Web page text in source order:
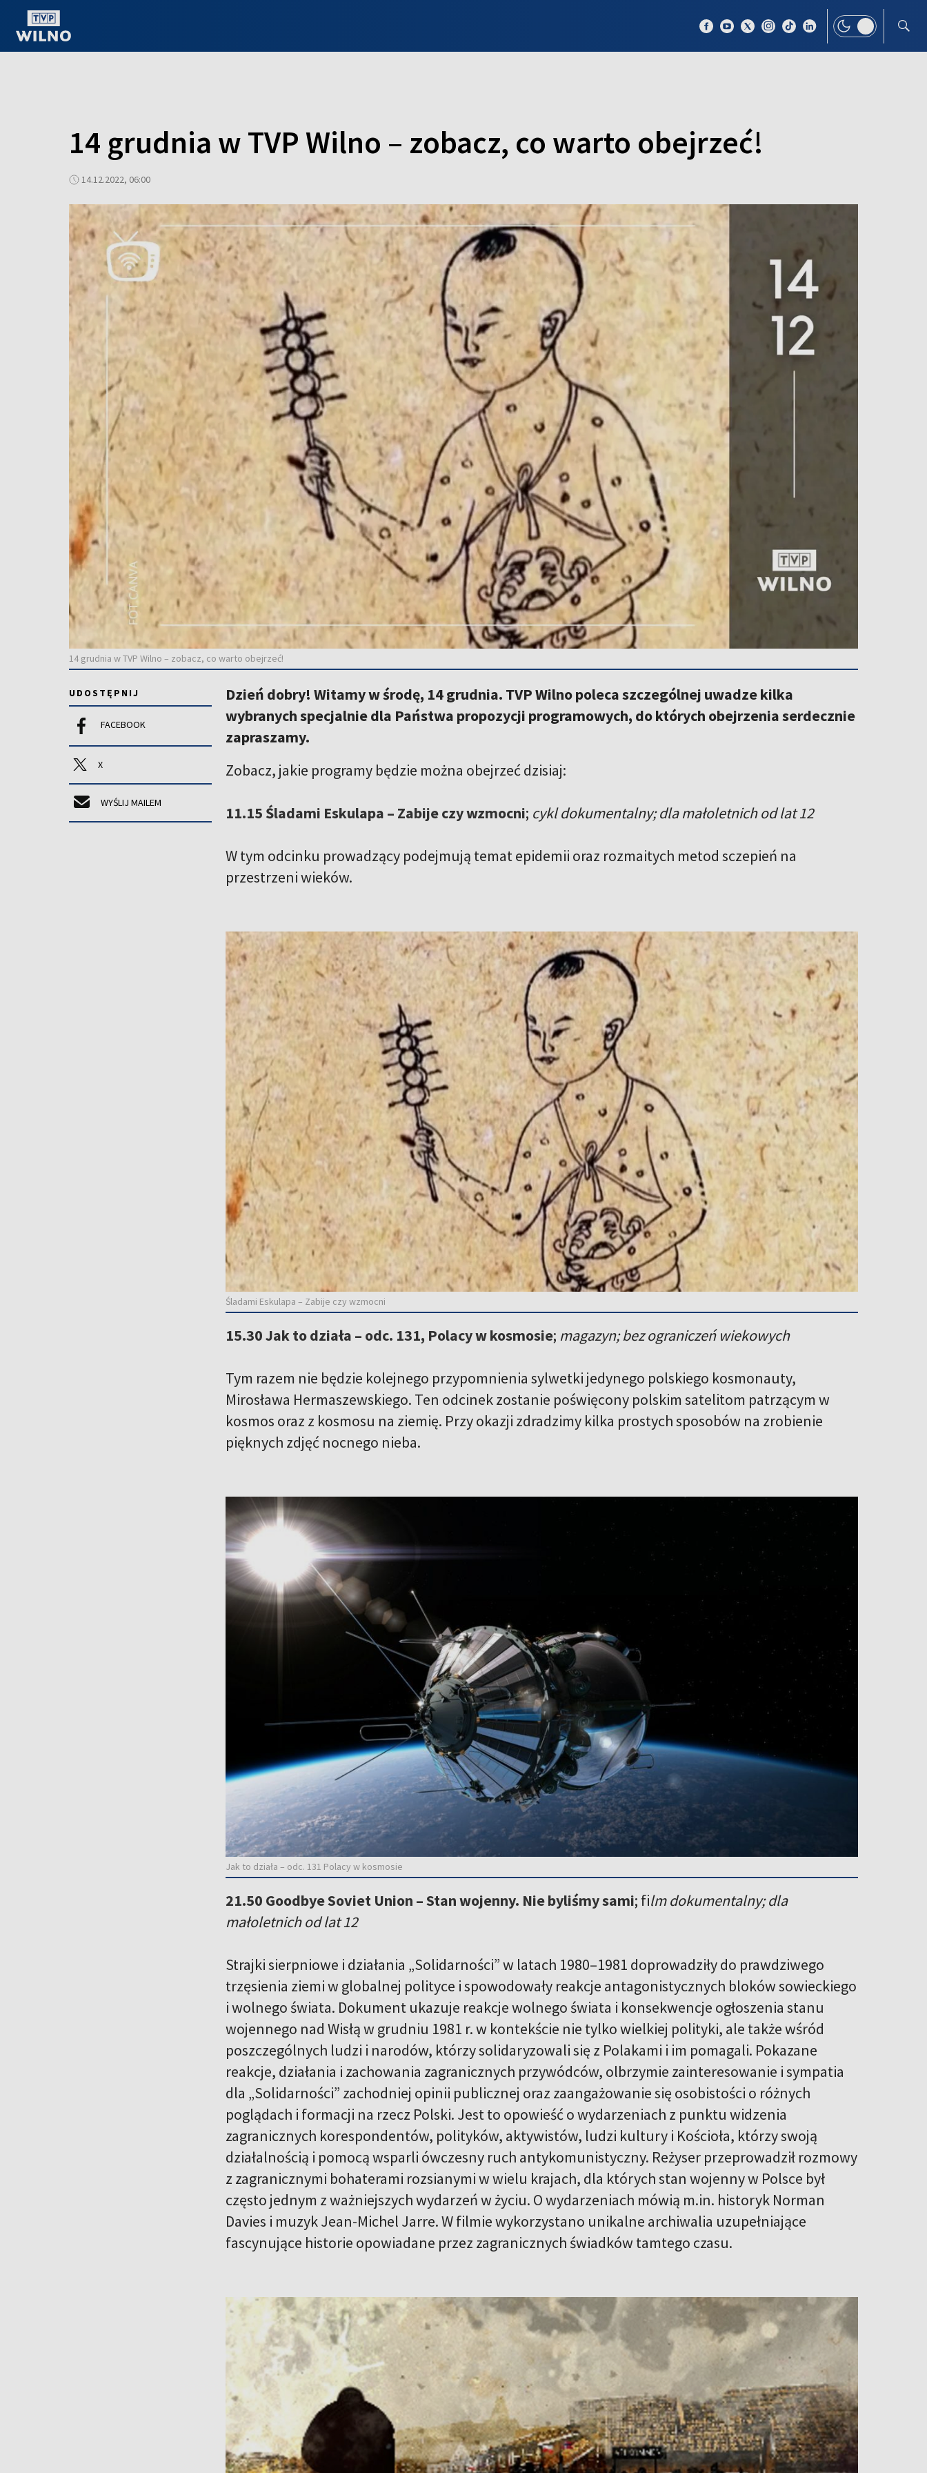
14 grudnia w TVP Wilno – zobacz, co warto obejrzeć!
14.12.2022, 06:00
14 grudnia w TVP Wilno – zobacz, co warto obejrzeć!
UDOSTĘPNIJ
FACEBOOK
X
WYŚLIJ MAILEM
Dzień dobry! Witamy w środę, 14 grudnia. TVP Wilno poleca szczególnej uwadze kilka
wybranych specjalnie dla Państwa propozycji programowych, do których obejrzenia serdecznie
zapraszamy.
Zobacz, jakie programy będzie można obejrzeć dzisiaj:
11.15 Śladami Eskulapa – Zabije czy wzmocni; cykl dokumentalny; dla małoletnich od lat 12
W tym odcinku prowadzący podejmują temat epidemii oraz rozmaitych metod sczepień na
przestrzeni wieków.
Śladami Eskulapa – Zabije czy wzmocni
15.30 Jak to działa – odc. 131, Polacy w kosmosie; magazyn; bez ograniczeń wiekowych
Tym razem nie będzie kolejnego przypomnienia sylwetki jedynego polskiego kosmonauty,
Mirosława Hermaszewskiego. Ten odcinek zostanie poświęcony polskim satelitom patrzącym w
kosmos oraz z kosmosu na ziemię. Przy okazji zdradzimy kilka prostych sposobów na zrobienie
pięknych zdjęć nocnego nieba.
Jak to działa – odc. 131 Polacy w kosmosie
21.50 Goodbye Soviet Union – Stan wojenny. Nie byliśmy sami; film dokumentalny; dla
małoletnich od lat 12
Strajki sierpniowe i działania „Solidarności” w latach 1980–1981 doprowadziły do prawdziwego
trzęsienia ziemi w globalnej polityce i spowodowały reakcje antagonistycznych bloków sowieckiego
i wolnego świata. Dokument ukazuje reakcje wolnego świata i konsekwencje ogłoszenia stanu
wojennego nad Wisłą w grudniu 1981 r. w kontekście nie tylko wielkiej polityki, ale także wśród
poszczególnych ludzi i narodów, którzy solidaryzowali się z Polakami i im pomagali. Pokazane
reakcje, działania i zachowania zagranicznych przywódców, olbrzymie zainteresowanie i sympatia
dla „Solidarności” zachodniej opinii publicznej oraz zaangażowanie się osobistości o różnych
poglądach i formacji na rzecz Polski. Jest to opowieść o wydarzeniach z punktu widzenia
zagranicznych korespondentów, polityków, aktywistów, ludzi kultury i Kościoła, którzy swoją
działalnością i pomocą wsparli ówczesny ruch antykomunistyczny. Reżyser przeprowadził rozmowy
z zagranicznymi bohaterami rozsianymi w wielu krajach, dla których stan wojenny w Polsce był
często jednym z ważniejszych wydarzeń w życiu. O wydarzeniach mówią m.in. historyk Norman
Davies i muzyk Jean-Michel Jarre. W filmie wykorzystano unikalne archiwalia uzupełniające
fascynujące historie opowiadane przez zagranicznych świadków tamtego czasu.